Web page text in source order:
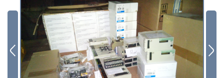
Будьте всегда в курсе
Подписаться